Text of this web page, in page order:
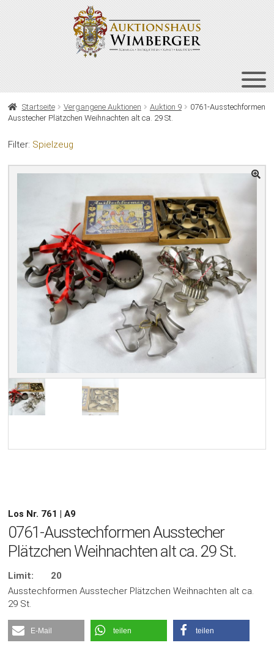
HOME
KONTAKT
NEWSLETTER
Startseite Vergangene Auktionen Auktion 9
0761-Ausstechformen
Ausstecher Plätzchen Weihnachten alt ca. 29 St.
Filter: Spielzeug
Los Nr. 761 | A9
0761-Ausstechformen Ausstecher
Plätzchen Weihnachten alt ca. 29 St.
Limit:
20
Ausstechformen Ausstecher Plätzchen Weihnachten alt ca.
29 St.
E-Mail teilen teilen